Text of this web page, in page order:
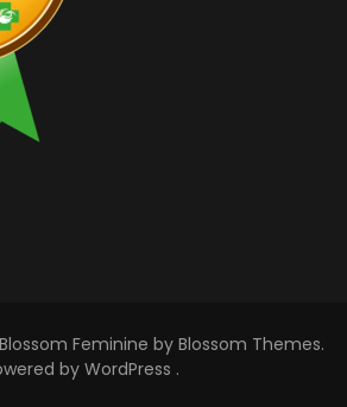
Blossom Feminine by Blossom Themes.
byWordPress .